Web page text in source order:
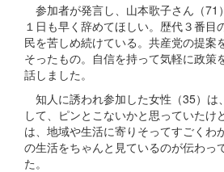
参加者が発言し、山本歌子さん（71
１日も早く辞めてほしい。歴代３番目
民を苦しめ続けている。共産党の提案
そったもの。自信を持って気軽に政策
話しました。
知人に誘われ参加した女性（35）は
して、ピンとこないかと思っていたけ
は、地域や生活に寄りそってすごくわ
の生活をちゃんと見ているのが伝わっ
た。